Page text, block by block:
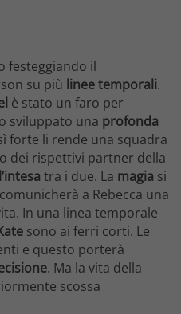
festeggiando il
su più lineetemporali.
è stato un faro per
sviluppato una profonda
forte li rende una squadra
dei rispettivi partner della
tra i due. La magia si
comunicherà a Rebecca una
In una linea temporale
sono ai ferri corti. Le
e questo porterà
. Ma la vita della
scossa